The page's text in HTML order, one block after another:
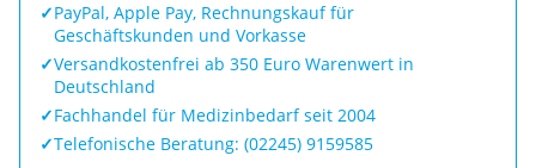
✓PayPal, Apple Pay, Rechnungskauf für
Geschäftskunden und Vorkasse
✓Versandkostenfrei ab 350 Euro Warenwert in
Deutschland
✓Fachhandel für Medizinbedarf seit 2004
✓Telefonische Beratung: (02245) 9159585